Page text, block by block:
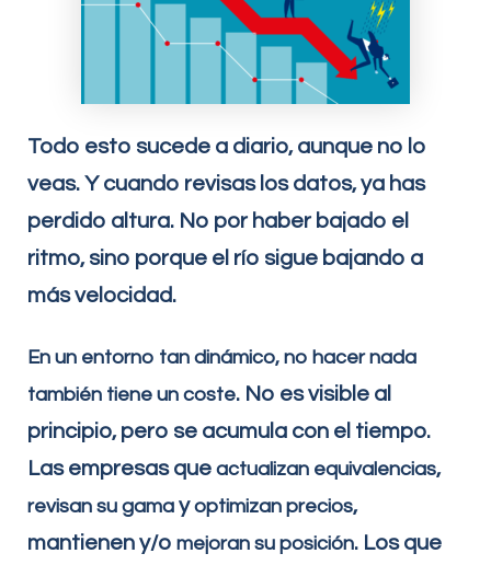
Todo esto sucede a diario, aunque no lo
veas. Y cuando revisas los datos, ya has
perdido altura. No por haber bajado el
ritmo, sino porque el río sigue bajando a
más velocidad.
En un entorno tan dinámico, no hacer nada
también tiene un coste. No es visible al
principio, pero se acumula con el tiempo.
Las empresas queactualizan equivalencias,
revisan su gama yoptimizan precios,
mantienen y/omejoran su posición. Los que